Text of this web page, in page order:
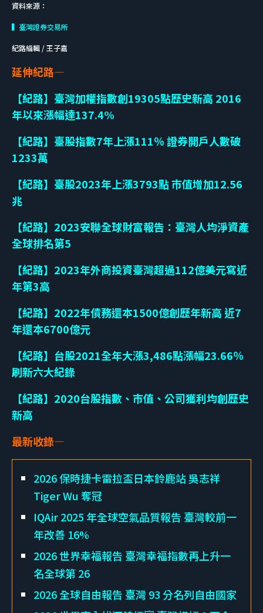
資料來源：
▍臺灣證券交易所
紀路編輯 / 王子嘉
延伸紀路—
【紀路】臺灣加權指數創19305點歷史新高 2016
年以來漲幅達137.4%
【紀路】臺股指數7年上漲111％ 證券開戶人數破
1233萬
【紀路】臺股2023年上漲3793點 市值增加12.56
兆
【紀路】2023安聯全球財富報告：臺灣人均淨資產
全球排名第5
【紀路】2023年外商投資臺灣超過112億美元寫近
年第3高
【紀路】2022年債務還本1500億創歷年新高 近7
年還本6700億元
【紀路】台股2021全年大漲3,486點漲幅23.66％
刷新六大紀錄
【紀路】2020台股指數、市值、公司獲利均創歷史
新高
最新收錄—
2026 保時捷卡雷拉盃日本鈴鹿站 吳志祥
Tiger Wu 奪冠
IQAir 2025 年全球空氣品質報告 臺灣較前一
年改善 16%
2026 世界幸福報告 臺灣幸福指數再上升一
名全球第 26
2026 全球自由報告 臺灣 93 分名列自由國家